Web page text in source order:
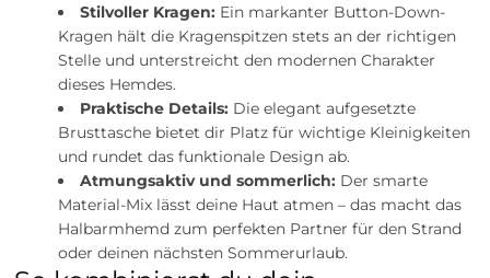
Stilvoller Kragen: Ein markanter Button-Down-
Kragen hält die Kragenspitzen stets an der richtigen
Stelle und unterstreicht den modernen Charakter
dieses Hemdes.
Praktische Details: Die elegant aufgesetzte
Brusttasche bietet dir Platz für wichtige Kleinigkeiten
und rundet das funktionale Design ab.
Atmungsaktiv und sommerlich: Der smarte
Material-Mix lässt deine Haut atmen – das macht das
Halbarmhemd zum perfekten Partner für den Strand
oder deinen nächsten Sommerurlaub.